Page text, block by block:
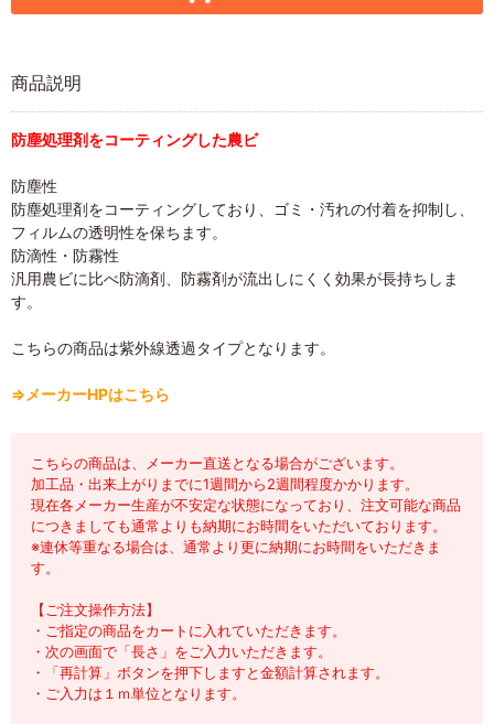
商品説明
防塵処理剤をコーティングした農ビ
防塵性
防塵処理剤をコーティングしており、ゴミ・汚れの付着を抑制し、
フィルムの透明性を保ちます。
防滴性・防霧性
汎用農ビに比べ防滴剤、防霧剤が流出しにくく効果が長持ちしま
す。
こちらの商品は紫外線透過タイプとなります。
⇒メーカーHPはこちら
こちらの商品は、メーカー直送となる場合がございます。
加工品・出来上がりまでに1週間から2週間程度かかります。
現在各メーカー生産が不安定な状態になっており、注文可能な商品
につきましても通常よりも納期にお時間をいただいております。
※連休等重なる場合は、通常より更に納期にお時間をいただきま
す。
【ご注文操作方法】
・ご指定の商品をカートに入れていただきます。
・次の画面で「長さ」をご入力いただきます。
・「再計算」ボタンを押下しますと金額計算されます。
・ご入力は１ｍ単位となります。